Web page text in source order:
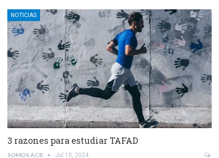
NOTICIAS
3 razones para estudiar TAFAD
SOMOS ACB Jul 10, 2024